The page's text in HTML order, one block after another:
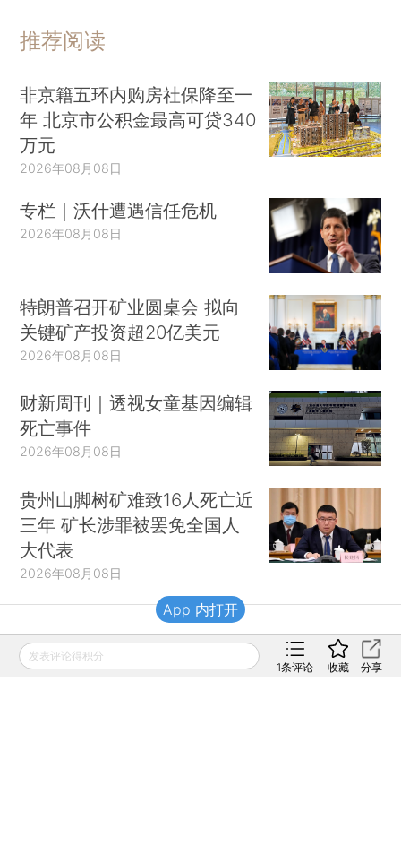
推荐阅读
非京籍五环内购房社保降至一
年 北京市公积金最高可贷340
万元
2026年08月08日
专栏｜沃什遭遇信任危机
2026年08月08日
特朗普召开矿业圆桌会 拟向
关键矿产投资超20亿美元
2026年08月08日
财新周刊｜透视女童基因编辑
死亡事件
2026年08月08日
贵州山脚树矿难致16人死亡近
三年 矿长涉罪被罢免全国人
大代表
2026年08月08日
财新移动
发表评论得积分
1条评论 收藏 分享
App 内打开